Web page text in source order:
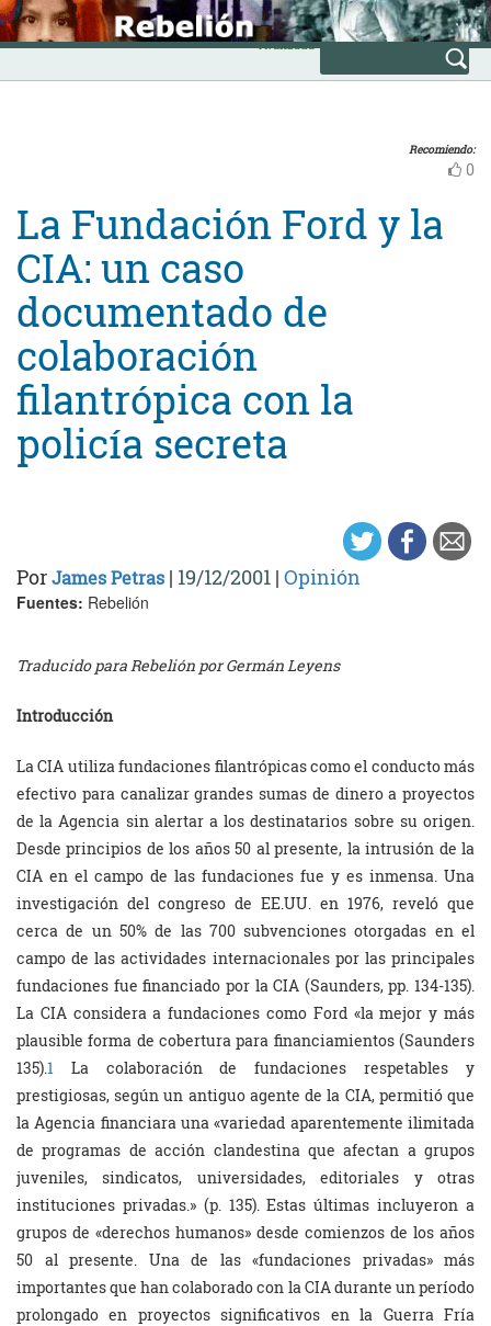
Skip
to
content
INICIO
Avanzada
Recomiendo:
0
La Fundación Ford y la
CIA: un caso
documentado de
colaboración
filantrópica con la
policía secreta
PorJames Petras | 19/12/2001 | Opinión
Fuentes: Rebelión
Traducido para Rebelión por Germán Leyens
Introducción
La CIA utiliza fundaciones filantrópicas como el conducto más
efectivo para canalizar grandes sumas de dinero a proyectos
de la Agencia sin alertar a los destinatarios sobre su origen.
Desde principios de los años 50 al presente, la intrusión de la
CIA en el campo de las fundaciones fue y es inmensa. Una
investigación del congreso de EE.UU. en 1976, reveló que
cerca de un 50% de las 700 subvenciones otorgadas en el
campo de las actividades internacionales por las principales
fundaciones fue financiado por la CIA (Saunders, pp. 134-135).
La CIA considera a fundaciones como Ford «la mejor y más
plausible forma de cobertura para financiamientos (Saunders
135).1 La colaboración de fundaciones respetables y
prestigiosas, según un antiguo agente de la CIA, permitió que
la Agencia financiara una «variedad aparentemente ilimitada
de programas de acción clandestina que afectan a grupos
juveniles, sindicatos, universidades, editoriales y otras
instituciones privadas.» (p. 135). Estas últimas incluyeron a
grupos de «derechos humanos» desde comienzos de los años
50 al presente. Una de las «fundaciones privadas» más
importantes que han colaborado con la CIA durante un período
prolongado en proyectos significativos en la Guerra Fría